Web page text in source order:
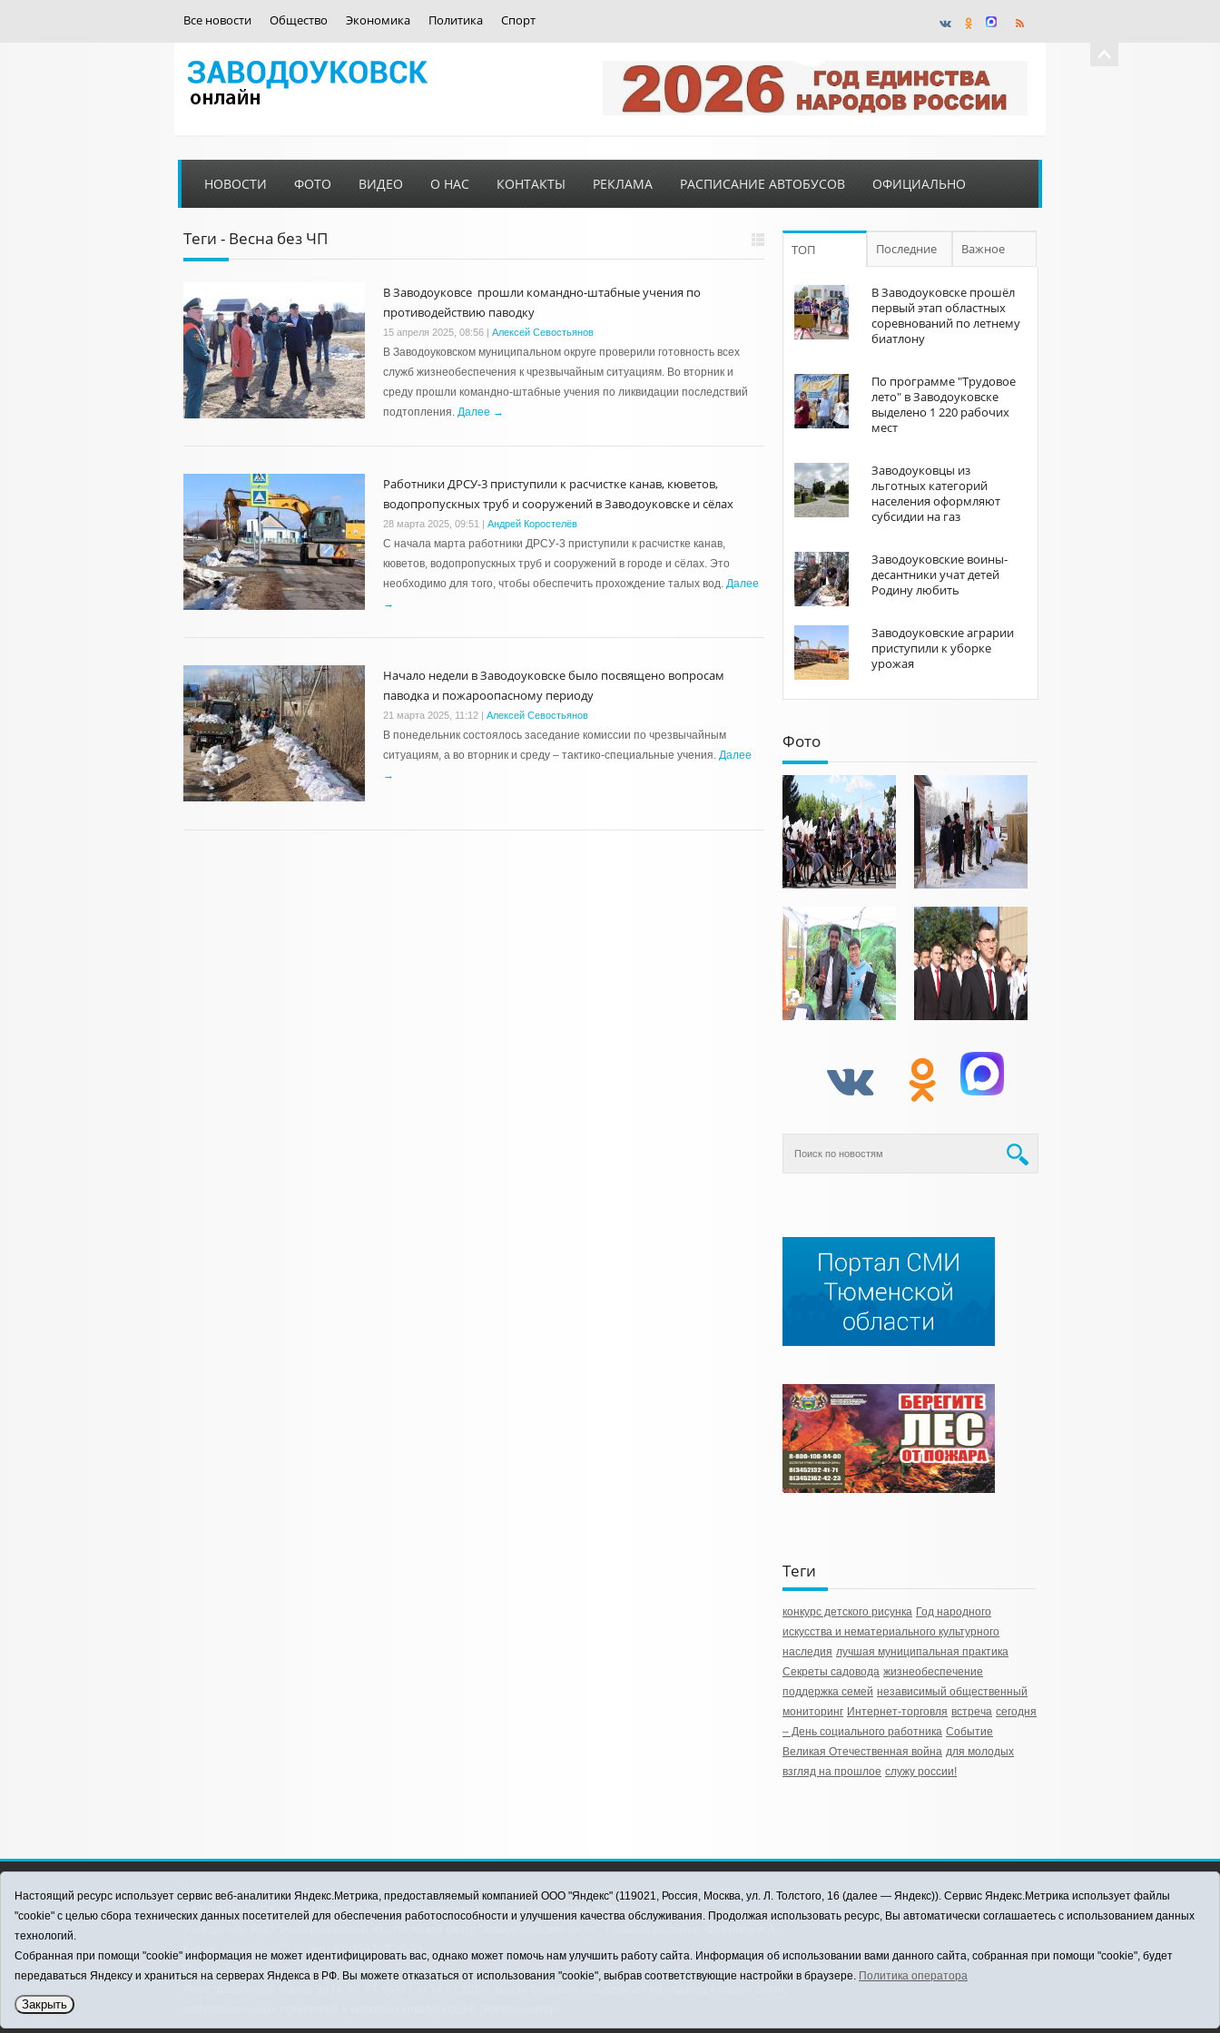
Все новости Общество Экономика Политика Спорт
НОВОСТИ ФОТО ВИДЕО О НАС КОНТАКТЫ РЕКЛАМА РАСПИСАНИЕ АВТОБУСОВ ОФИЦИАЛЬНО
Теги - Весна без ЧП
В Заводоуковсе прошли командно-штабные учения по
противодействию паводку
15 апреля 2025, 08:56 | Алексей Севостьянов
В Заводоуковском муниципальном округе проверили готовность всех
служб жизнеобеспечения к чрезвычайным ситуациям. Во вторник и
среду прошли командно-штабные учения по ликвидации последствий
подтопления. Далее →
Работники ДРСУ-3 приступили к расчистке канав, кюветов,
водопропускных труб и сооружений в Заводоуковске и сёлах
28 марта 2025, 09:51 | Андрей Коростелёв
С начала марта работники ДРСУ-3 приступили к расчистке канав,
кюветов, водопропускных труб и сооружений в городе и сёлах. Это
необходимо для того, чтобы обеспечить прохождение талых вод. Далее
→
Начало недели в Заводоуковске было посвящено вопросам
паводка и пожароопасному периоду
21 марта 2025, 11:12 | Алексей Севостьянов
В понедельник состоялось заседание комиссии по чрезвычайным
ситуациям, а во вторник и среду – тактико-специальные учения. Далее
→
ТОП Последние Важное
В Заводоуковске прошёл
первый этап областных
соревнований по летнему
биатлону
По программе "Трудовое
лето" в Заводоуковске
выделено 1 220 рабочих
мест
Заводоуковцы из
льготных категорий
населения оформляют
субсидии на газ
Заводоуковские воины-
десантники учат детей
Родину любить
Заводоуковские аграрии
приступили к уборке
урожая
Фото
Теги
конкурс детского рисунка Год народного
искусства и нематериального культурного
наследия лучшая муниципальная практика
Секреты садовода жизнеобеспечение
поддержка семей независимый общественный
мониторинг Интернет-торговля встреча сегодня
– День социального работника Событие
Великая Отечественная война для молодых
взгляд на прошлое служу россии!
ЗАВОДОУКОВСК online / Новости Заводоуковского муниципального округа, 2026
E-mail:
Тел.: 8 (34542) 2-10-33
Политика оператора
Настоящий ресурс использует сервис веб-аналитики Яндекс.Метрика, предоставляемый компанией ООО "Яндекс" (119021, Россия, Москва, ул. Л. Толстого, 16 (далее — Яндекс)). Сервис Яндекс.Метрика использует файлы
"cookie" с целью сбора технических данных посетителей для обеспечения работоспособности и улучшения качества обслуживания. Продолжая использовать ресурс, Вы автоматически соглашаетесь с использованием данных
технологий.
Собранная при помощи "cookie" информация не может идентифицировать вас, однако может помочь нам улучшить работу сайта. Информация об использовании вами данного сайта, собранная при помощи "cookie", будет
передаваться Яндексу и храниться на серверах Яндекса в РФ. Вы можете отказаться от использования "cookie", выбрав соответствующие настройки в браузере. Политика оператора
Закрыть